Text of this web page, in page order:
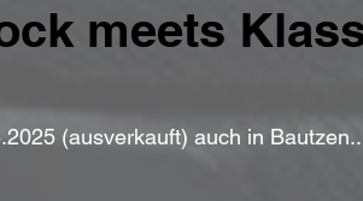
meets
(ausverkauft) auch in